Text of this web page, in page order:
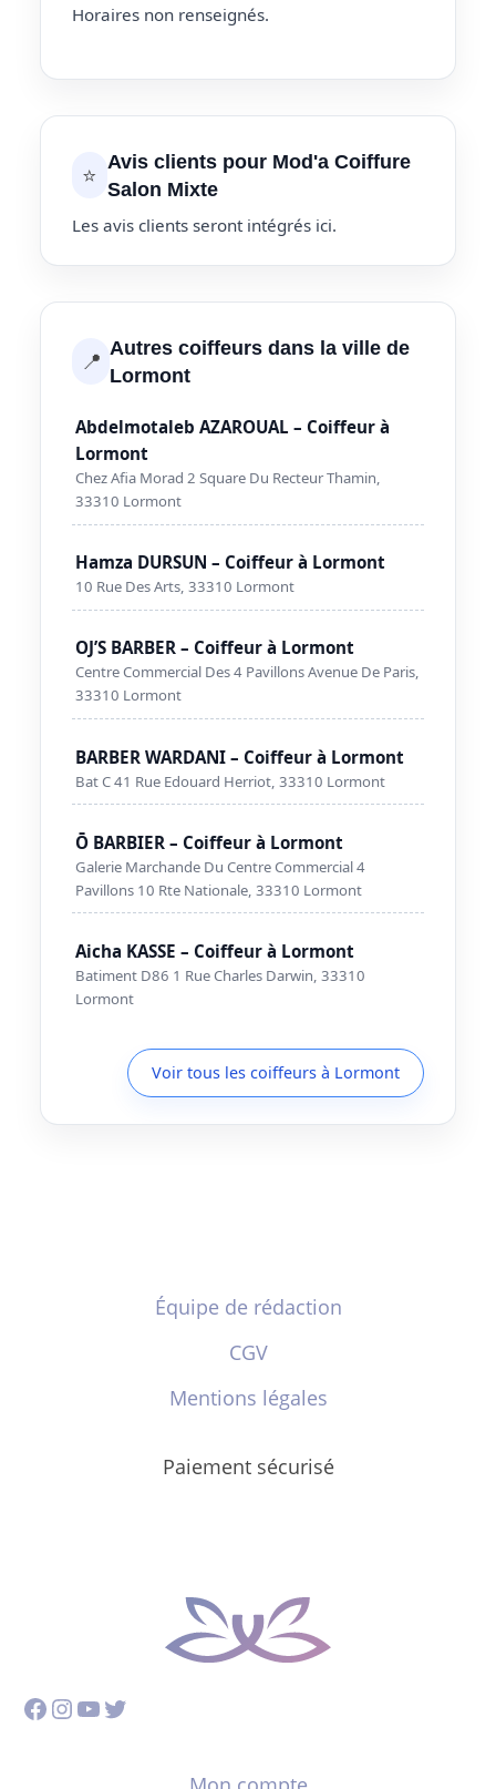
Horaires non renseignés.
⭐ Avis clients pour Mod'a Coiffure
Salon Mixte
Les avis clients seront intégrés ici.
📍 Autres coiffeurs dans la ville de
Lormont
Abdelmotaleb AZAROUAL – Coiffeur à
Lormont
Chez Afia Morad 2 Square Du Recteur Thamin,
33310 Lormont
Hamza DURSUN – Coiffeur à Lormont
10 Rue Des Arts, 33310 Lormont
OJ’S BARBER – Coiffeur à Lormont
Centre Commercial Des 4 Pavillons Avenue De Paris,
33310 Lormont
BARBER WARDANI – Coiffeur à Lormont
Bat C 41 Rue Edouard Herriot, 33310 Lormont
Ō BARBIER – Coiffeur à Lormont
Galerie Marchande Du Centre Commercial 4
Pavillons 10 Rte Nationale, 33310 Lormont
Aicha KASSE – Coiffeur à Lormont
Batiment D86 1 Rue Charles Darwin, 33310
Lormont
Voir tous les coiffeurs à Lormont
Équipe de rédaction
CGV
Mentions légales
Paiement sécurisé
Facebook
Instagram
YouTube
Twitter